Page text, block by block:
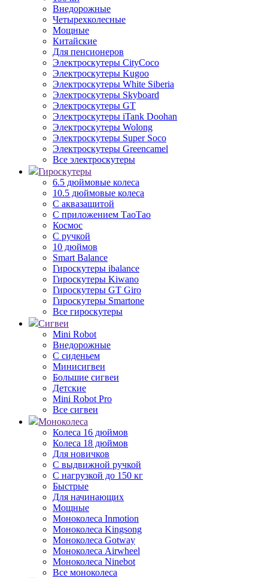
Внедорожные
Четырехколесные
Мощные
Китайские
Для пенсионеров
Электроскутеры CityCoco
Электроскутеры Kugoo
Электроскутеры White Siberia
Электроскутеры Skyboard
Электроскутеры GT
Электроскутеры iTank Doohan
Электроскутеры Wolong
Электроскутеры Super Soco
Электроскутеры Greencamel
Все электроскутеры
Гироскутеры
6.5 дюймовые колеса
10.5 дюймовые колеса
С аквазащитой
С приложением ТаоТао
Космос
С ручкой
10 дюймов
Smart Balance
Гироскутеры ibalance
Гироскутеры Kiwano
Гироскутеры GT Giro
Гироскутеры Smartone
Все гироскутеры
Сигвеи
Mini Robot
Внедорожные
С сиденьем
Минисигвеи
Большие сигвеи
Детские
Mini Robot Pro
Все сигвеи
Моноколеса
Колеса 16 дюймов
Колеса 18 дюймов
Для новичков
С выдвижной ручкой
С нагрузкой до 150 кг
Быстрые
Для начинающих
Мощные
Моноколеса Inmotion
Моноколеса Kingsong
Моноколеса Gotway
Моноколеса Airwheel
Моноколеса Ninebot
Все моноколеса